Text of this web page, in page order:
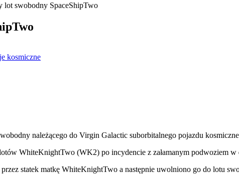
lot swobodny SpaceShipTwo
kosmiczne
należącego do Virgin Galactic suborbitalnego pojazdu
WhiteKnightTwo (WK2) po incydencie z załamanym podwoziem w
statek matkę WhiteKnightTwo a następnie uwolniono go do lotu